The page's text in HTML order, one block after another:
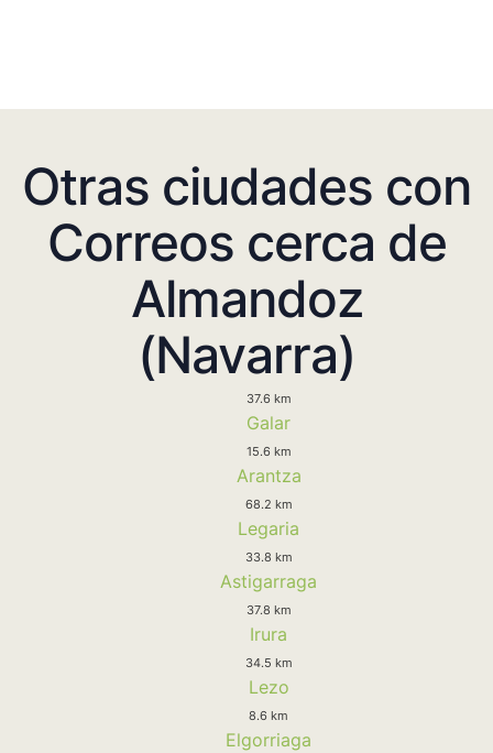
Otras ciudades con
Correos cerca de
Almandoz
(Navarra)
37.6 km
Galar
15.6 km
Arantza
68.2 km
Legaria
33.8 km
Astigarraga
37.8 km
Irura
34.5 km
Lezo
8.6 km
Elgorriaga